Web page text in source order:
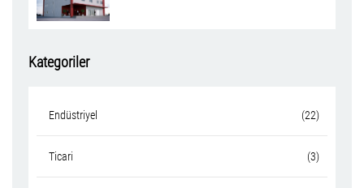
Kategoriler
Endüstriyel (22)
Ticari (3)